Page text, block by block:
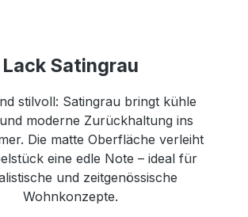
Lack Satingrau
stilvoll: Satingrau bringt kühle
moderne Zurückhaltung ins
Die matte Oberfläche verleiht
eine edle Note – ideal für
und zeitgenössische
Wohnkonzepte.